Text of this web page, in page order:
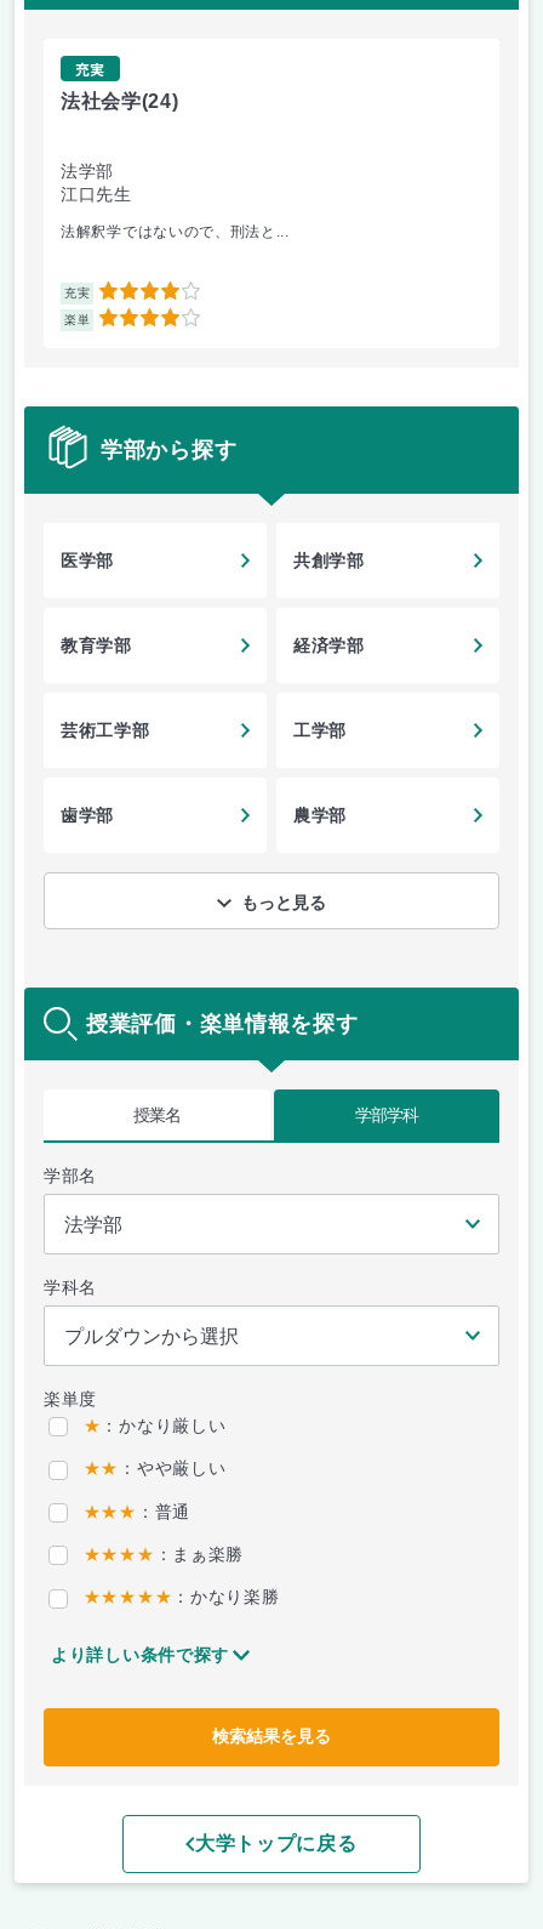
充実
法社会学(24)
法学部
江口先生
法解釈学ではないので、刑法と...
充実 4
楽単 4
学部から探す
医学部 共創学部
教育学部 経済学部
芸術工学部 工学部
歯学部 農学部
もっと見る
授業評価・楽単情報を探す
授業名 学部学科
学部名
学科名
楽単度
★ ：かなり厳しい
★★ ：やや厳しい
★★★ ：普通
★★★★ ：まぁ楽勝
★★★★★ ：かなり楽勝
より詳しい条件で探す
検索結果を見る
大学トップに戻る